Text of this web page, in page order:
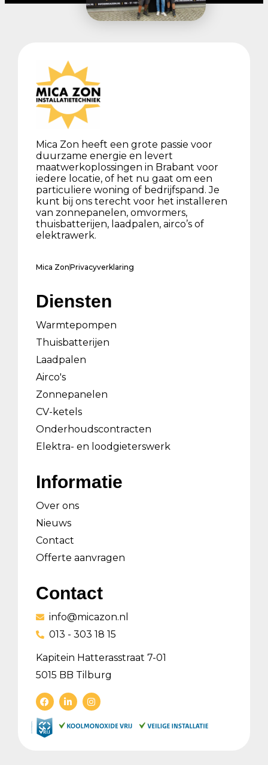
Mica Zon heeft een grote passie voor
duurzame energie en levert
maatwerkoplossingen in Brabant voor
iedere locatie, of het nu gaat om een
particuliere woning of bedrijfspand. Je
kunt bij ons terecht voor het installeren
van zonnepanelen, omvormers,
thuisbatterijen, laadpalen, airco’s of
elektrawerk.
Mica ZonPrivacyverklaring
Diensten
Warmtepompen
Thuisbatterijen
Laadpalen
Airco's
Zonnepanelen
CV-ketels
Onderhoudscontracten
Elektra- en loodgieterswerk
Informatie
Over ons
Nieuws
Contact
Offerte aanvragen
Contact
info@micazon.nl
013 - 303 18 15
Kapitein Hatterasstraat 7-01
5015 BB Tilburg